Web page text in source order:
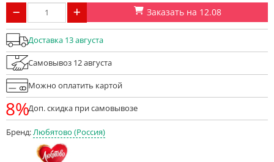
Заказать на 12.08
Доставка 13 августа
Самовывоз 12 августа
Можно оплатить картой
8%Доп. скидка при самовывозе
Бренд: Любятово (Россия)